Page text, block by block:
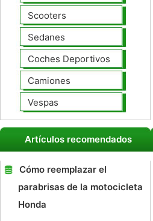
Scooters
Sedanes
Coches Deportivos
Camiones
Vespas
Artículos recomendados
Cómo reemplazar el
parabrisas de la motocicleta
Honda